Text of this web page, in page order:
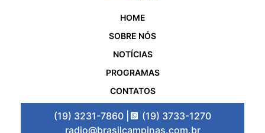
HOME
SOBRE NÓS
NOTÍCIAS
PROGRAMAS
CONTATOS
(19) 3231-7860 |
(19) 3733-1270
radio@brasilcampinas.com.br